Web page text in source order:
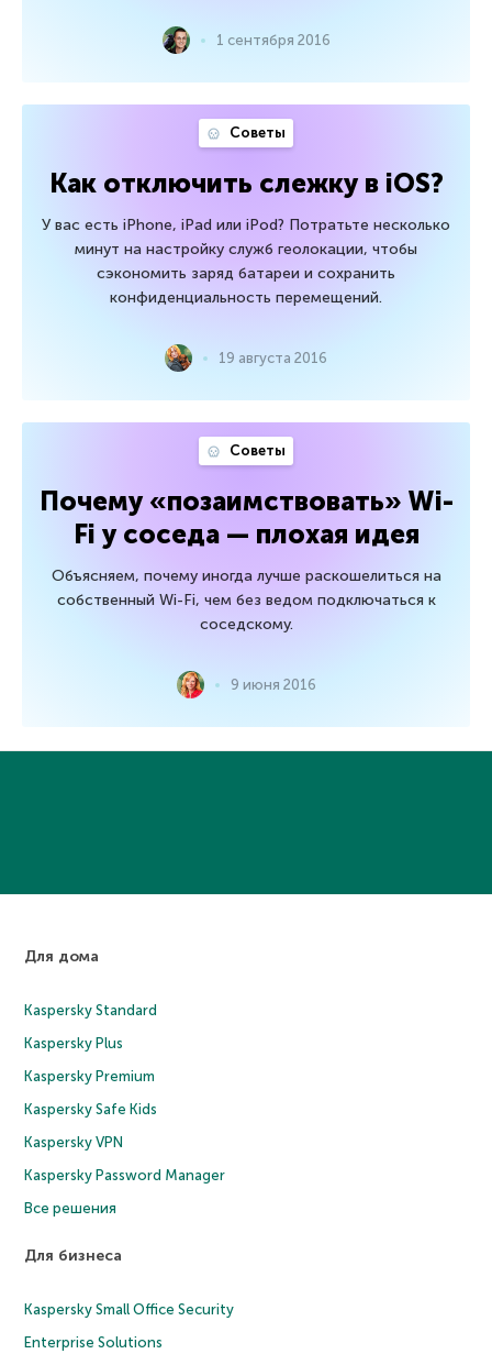
1 сентября 2016
Советы
Как отключить слежку в iOS?
У вас есть iPhone, iPad или iPod? Потратьте несколько
минут на настройку служб геолокации, чтобы
сэкономить заряд батареи и сохранить
конфиденциальность перемещений.
19 августа 2016
Советы
Почему «позаимствовать» Wi-
Fi у соседа — плохая идея
Объясняем, почему иногда лучше раскошелиться на
собственный Wi-Fi, чем без ведом подключаться к
соседскому.
9 июня 2016
Для дома
Kaspersky Standard
Kaspersky Plus
Kaspersky Premium
Kaspersky Safe Kids
Kaspersky VPN
Kaspersky Password Manager
Все решения
Для бизнеса
Kaspersky Small Office Security
Enterprise Solutions